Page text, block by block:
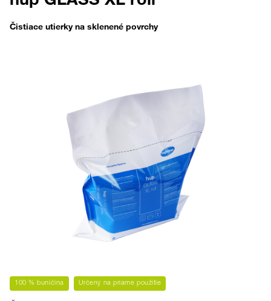
Čistiace utierky na sklenené povrchy
100 % buničina Určený na priame použitie